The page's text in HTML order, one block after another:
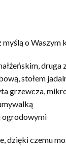
o
stołem
grzewcza,
ogrodowymi
dzięki czemu